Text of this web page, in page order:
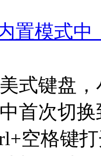
置模式中
式键盘，
首次切
空格键